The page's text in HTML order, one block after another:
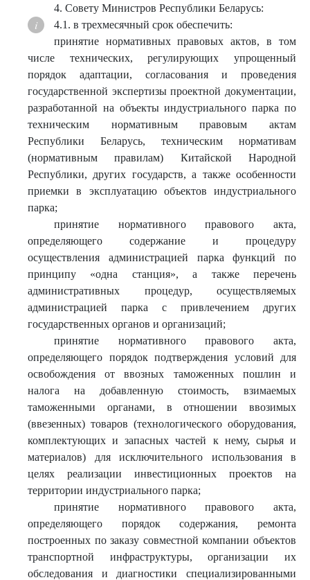
4. Совету Министров Республики Беларусь:
4.1. в трехмесячный срок обеспечить:
принятие нормативных правовых актов, в том
числе технических, регулирующих упрощенный
порядок адаптации, согласования и проведения
государственной экспертизы проектной документации,
разработанной на объекты индустриального парка по
техническим нормативным правовым актам
Республики Беларусь, техническим нормативам
(нормативным правилам) Китайской Народной
Республики, других государств, а также особенности
приемки в эксплуатацию объектов индустриального
парка;
принятие нормативного правового акта,
определяющего содержание и процедуру
осуществления администрацией парка функций по
принципу «одна станция», а также перечень
административных процедур, осуществляемых
администрацией парка с привлечением других
государственных органов и организаций;
принятие нормативного правового акта,
определяющего порядок подтверждения условий для
освобождения от ввозных таможенных пошлин и
налога на добавленную стоимость, взимаемых
таможенными органами, в отношении ввозимых
(ввезенных) товаров (технологического оборудования,
комплектующих и запасных частей к нему, сырья и
материалов) для исключительного использования в
целях реализации инвестиционных проектов на
территории индустриального парка;
принятие нормативного правового акта,
определяющего порядок содержания, ремонта
построенных по заказу совместной компании объектов
транспортной инфраструктуры, организации их
обследования и диагностики специализированными